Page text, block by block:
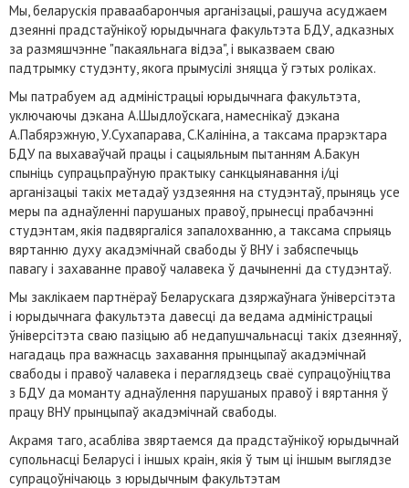
Мы, беларускія праваабарончыя арганізацыі, рашуча асуджаем
дзеянні прадстаўнікоў юрыдычнага факультэта БДУ, адказных
за размяшчэнне "пакаяльнага відэа", і выказваем сваю
падтрымку студэнту, якога прымусілі зняцца ў гэтых роліках.
Мы патрабуем ад адміністрацыі юрыдычнага факультэта,
уключаючы дэкана А.Шыдлоўскага, намеснікаў дэкана
А.Пабярэжную, У.Сухапарава, С.Калініна, а таксама прарэктара
БДУ па выхаваўчай працы і сацыяльным пытанням А.Бакун
спыніць супрацьпраўную практыку санкцыянавання і/ці
арганізацыі такіх метадаў уздзеяння на студэнтаў, прыняць усе
меры па аднаўленні парушаных правоў, прынесці прабачэнні
студэнтам, якія падвяргаліся запалохванню, а таксама спрыяць
вяртанню духу акадэмічнай свабоды ў ВНУ і забяспечыць
павагу і захаванне правоў чалавека ў дачыненні да студэнтаў.
Мы заклікаем партнёраў Беларускага дзяржаўнага ўніверсітэта
і юрыдычнага факультэта давесці да ведама адміністрацыі
ўніверсітэта сваю пазіцыю аб недапушчальнасці такіх дзеянняў,
нагадаць пра важнасць захавання прынцыпаў акадэмічнай
свабоды і правоў чалавека і пераглядзець сваё супрацоўніцтва
з БДУ да моманту аднаўлення парушаных правоў і вяртання ў
працу ВНУ прынцыпаў акадэмічнай свабоды.
Акрамя таго, асабліва звяртаемся да прадстаўнікоў юрыдычнай
супольнасці Беларусі і іншых краін, якія ў тым ці іншым выглядзе
супрацоўнічаюць з юрыдычным факультэтам